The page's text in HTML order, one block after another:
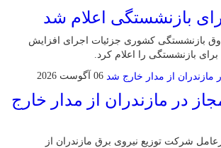
بازنشستگی اعلام شد
بازنشستگی کشوری جزئیات اجرای افزایش
بازنشستگی را اعلام کرد.
06 آگوست 2026
در مازندران از مدار خارج
شرکت توزیع نیروی برق مازندران از